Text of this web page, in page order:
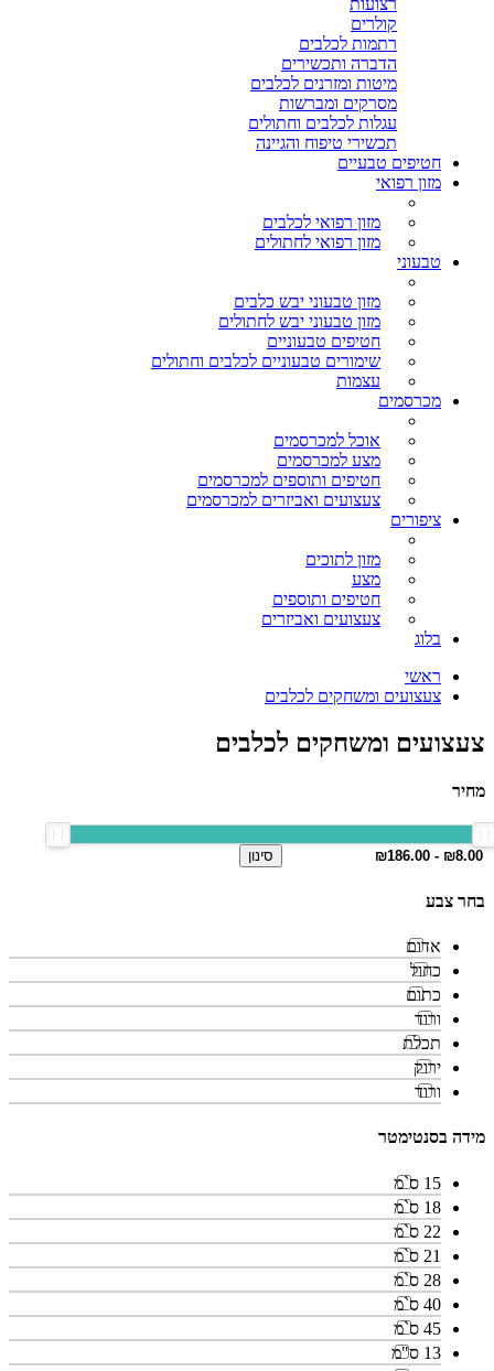
רצועות
קולרים
רתמות לכלבים
הדברה ותכשירים
מיטות ומזרנים לכלבים
מסרקים ומברשות
עגלות לכלבים וחתולים
תכשירי טיפוח והגיינה
חטיפים טבעיים
מזון רפואי
מזון רפואי לכלבים
מזון רפואי לחתולים
טבעוני
מזון טבעוני יבש כלבים
מזון טבעוני יבש לחתולים
חטיפים טבעוניים
שימורים טבעוניים לכלבים וחתולים
עצמות
מכרסמים
אוכל למכרסמים
מצע למכרסמים
חטיפים ותוספים למכרסמים
צעצועים ואביזרים למכרסמים
ציפורים
מזון לתוכים
מצע
חטיפים ותוספים
צעצועים ואביזרים
בלוג
ראשי
צעצועים ומשחקים לכלבים
צעצועים ומשחקים לכלבים
מחיר
סינון
בחר צבע
אדום
כחול
כתום
ורוד
תכלת
ירוק
ורוד
מידה בסנטימטר
15 ס`מ
18 ס`מ
22 ס`מ
21 ס`מ
28 ס`מ
40 ס`מ
45 ס`מ
13 ס"מ